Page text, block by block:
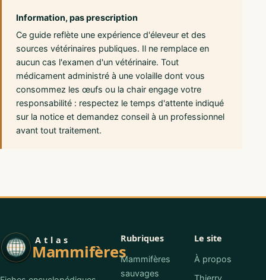
Information, pas prescription
Ce guide reflète une expérience d'éleveur et des
sources vétérinaires publiques. Il ne remplace en
aucun cas l'examen d'un vétérinaire. Tout
médicament administré à une volaille dont vous
consommez les œufs ou la chair engage votre
responsabilité : respectez le temps d'attente indiqué
sur la notice et demandez conseil à un professionnel
avant tout traitement.
Atlas
Mammifères
Rubriques
Mammifères
sauvages
Le site
À propos
Thierry